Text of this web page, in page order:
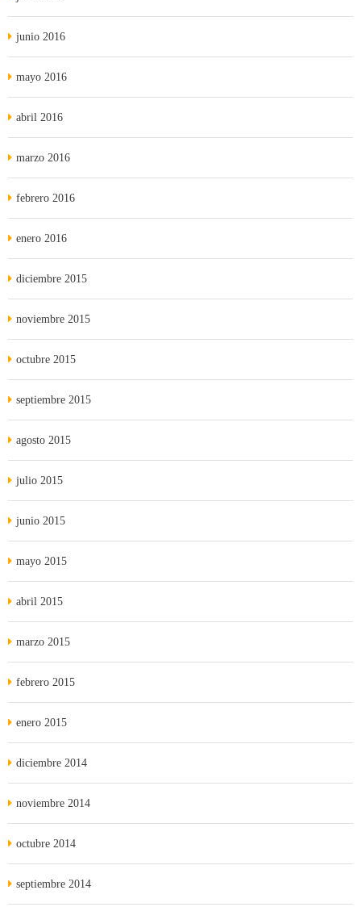
junio 2016
mayo 2016
abril 2016
marzo 2016
febrero 2016
enero 2016
diciembre 2015
noviembre 2015
octubre 2015
septiembre 2015
agosto 2015
julio 2015
junio 2015
mayo 2015
abril 2015
marzo 2015
febrero 2015
enero 2015
diciembre 2014
noviembre 2014
octubre 2014
septiembre 2014